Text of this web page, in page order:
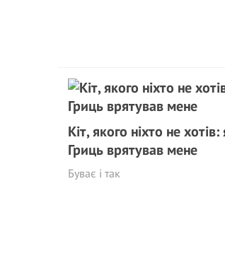
Кіт, якого ніхто не
Гриць врятував мене
Буває і так